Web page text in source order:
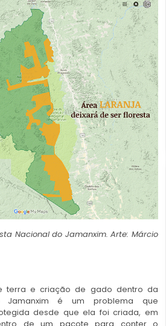
Nacional do Jamanxim. Arte: Márcio
terra e criação de gado dentro da
Jamanxim é um problema que
desde que ela foi criada, em